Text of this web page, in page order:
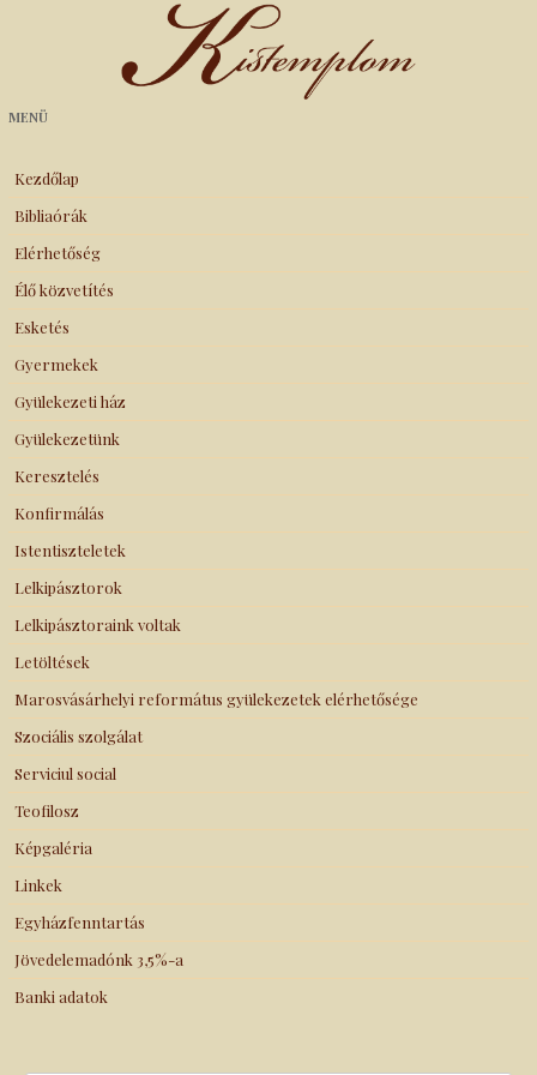
Kistemplom
MENÜ
Kezdőlap
Bibliaórák
Elérhetőség
Élő közvetítés
Esketés
Gyermekek
Gyülekezeti ház
Gyülekezetünk
Keresztelés
Konfirmálás
Istentiszteletek
Lelkipásztorok
Lelkipásztoraink voltak
Letöltések
Marosvásárhelyi református gyülekezetek elérhetősége
Szociális szolgálat
Serviciul social
Teofilosz
Képgaléria
Linkek
Egyházfenntartás
Jövedelemadónk 3,5%-a
Banki adatok